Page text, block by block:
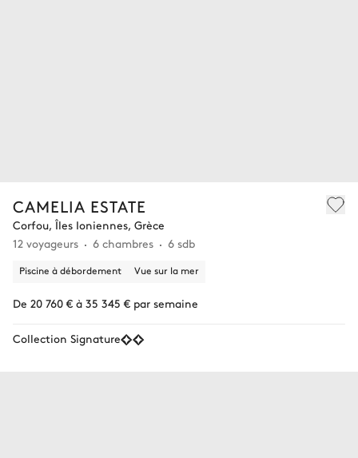
CAMELIA ESTATE
Corfou, Îles Ioniennes, Grèce
12 voyageurs
6 chambres 6 sdb
Piscine à débordement Vue sur la mer
De 20 760 € à 35 345 € par semaine
Collection Signature